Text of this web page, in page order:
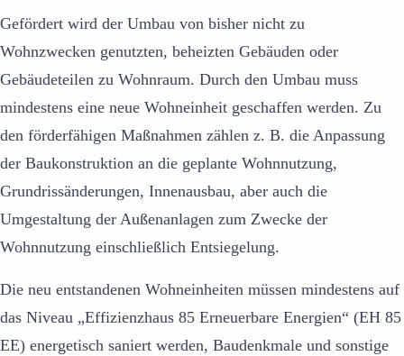
Gefördert wird der Umbau von bisher nicht zu
Wohnzwecken genutzten, beheizten Gebäuden oder
Gebäudeteilen zu Wohnraum. Durch den Umbau muss
mindestens eine neue Wohneinheit geschaffen werden. Zu
den förderfähigen Maßnahmen zählen z. B. die Anpassung
der Baukonstruktion an die geplante Wohnnutzung,
Grundrissänderungen, Innenausbau, aber auch die
Umgestaltung der Außenanlagen zum Zwecke der
Wohnnutzung einschließlich Entsiegelung.
Die neu entstandenen Wohneinheiten müssen mindestens auf
das Niveau „Effizienzhaus 85 Erneuerbare Energien“ (EH 85
EE) energetisch saniert werden, Baudenkmale und sonstige